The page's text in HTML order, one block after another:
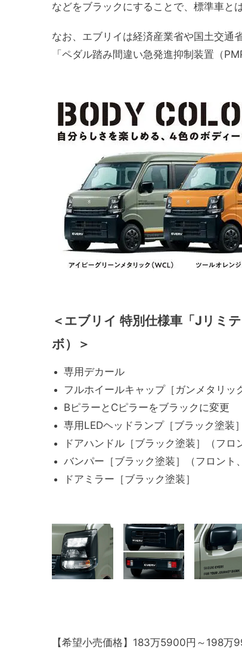
などをブラックにすることで、標準車と
なお、エブリイは経済産業省や国土交通
「ペダル踏み間違い急発進抑制装置（
＜エブリイ 特別仕様車「Jリミ
ボ）＞
専用デカール
フルホイールキャップ［ガンメタリッ
BピラーとCピラーをブラックに変更
専用LEDヘッドランプ［ブラック塗装］
ドアハンドル［ブラック塗装］（フロ
バンパー［ブラック塗装］（フロント
ドアミラー［ブラック塗装］
【希望小売価格】183万5900円～198万